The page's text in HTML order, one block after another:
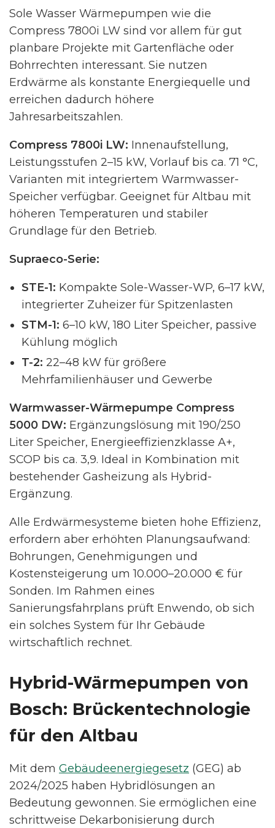
Sole Wasser Wärmepumpen wie die
Compress 7800i LW sind vor allem für gut
planbare Projekte mit Gartenfläche oder
Bohrrechten interessant. Sie nutzen
Erdwärme als konstante Energiequelle und
erreichen dadurch höhere
Jahresarbeitszahlen.
Compress 7800i LW: Innenaufstellung,
Leistungsstufen 2–15 kW, Vorlauf bis ca. 71 °C,
Varianten mit integriertem Warmwasser-
Speicher verfügbar. Geeignet für Altbau mit
höheren Temperaturen und stabiler
Grundlage für den Betrieb.
Supraeco-Serie:
STE-1: Kompakte Sole-Wasser-WP, 6–17 kW,
integrierter Zuheizer für Spitzenlasten
STM-1: 6–10 kW, 180 Liter Speicher, passive
Kühlung möglich
T-2: 22–48 kW für größere
Mehrfamilienhäuser und Gewerbe
Warmwasser-Wärmepumpe Compress
5000 DW: Ergänzungslösung mit 190/250
Liter Speicher, Energieeffizienzklasse A+,
SCOP bis ca. 3,9. Ideal in Kombination mit
bestehender Gasheizung als Hybrid-
Ergänzung.
Alle Erdwärmesysteme bieten hohe Effizienz,
erfordern aber erhöhten Planungsaufwand:
Bohrungen, Genehmigungen und
Kostensteigerung um 10.000–20.000 € für
Sonden. Im Rahmen eines
Sanierungsfahrplans prüft Enwendo, ob sich
ein solches System für Ihr Gebäude
wirtschaftlich rechnet.
Hybrid-Wärmepumpen von
Bosch: Brückentechnologie
für den Altbau
Mit dem Gebäudeenergiegesetz (GEG) ab
2024/2025 haben Hybridlösungen an
Bedeutung gewonnen. Sie ermöglichen eine
schrittweise Dekarbonisierung durch